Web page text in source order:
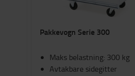
Pakkevogn Serie 300
Maks belastning: 300 kg
Avtakbare sidegitter